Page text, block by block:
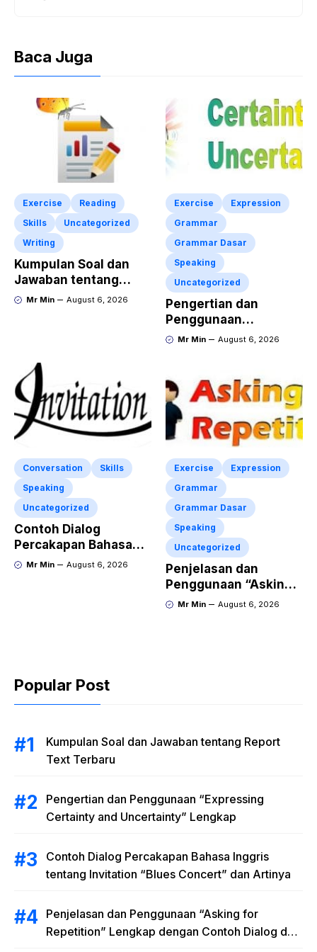
Baca Juga
Exercise
Reading
Skills
Uncategorized
Writing
Kumpulan Soal dan
Jawaban tentang
Report Text Terbaru
Mr Min August 6, 2026
Exercise
Expression
Grammar
Grammar Dasar
Speaking
Uncategorized
Pengertian dan
Penggunaan
“Expressing Certainty
Mr Min August 6, 2026
Conversation
Skills
Speaking
Uncategorized
Contoh Dialog
Percakapan Bahasa
Inggris tentang
Mr Min August 6, 2026
Exercise
Expression
Grammar
Grammar Dasar
Speaking
Uncategorized
Penjelasan dan
Penggunaan “Asking
for Repetition”
Mr Min August 6, 2026
Popular Post
Kumpulan Soal dan Jawaban tentang Report
Text Terbaru
Pengertian dan Penggunaan “Expressing
Certainty and Uncertainty” Lengkap
Contoh Dialog Percakapan Bahasa Inggris
tentang Invitation “Blues Concert” dan Artinya
Penjelasan dan Penggunaan “Asking for
Repetition” Lengkap dengan Contoh Dialog dan